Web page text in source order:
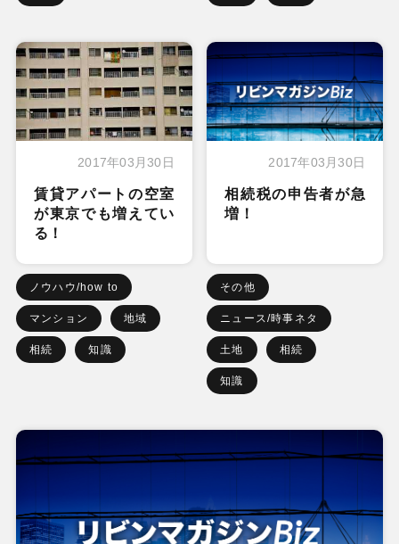
2017年03月30日
賃貸アパートの空室
が東京でも増えてい
る！
ノウハウ/how to
マンション 地域
相続 知識
2017年03月30日
相続税の申告者が急
増！
その他
ニュース/時事ネタ
土地 相続
知識